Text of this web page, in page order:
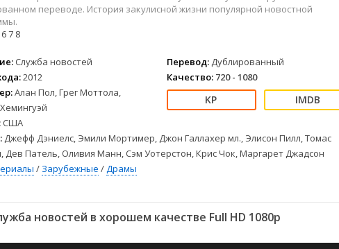
Фантастика
Фэнтези
Русские
СССР
Зарубежные
переводе. История закулисной жизни популярной новостной
67 8
Служба новостей
2012
Алан Пол, Грег Моттола,
США
Перевод: Дублированный
Качество: 720 - 1080
Джефф Дэниелс, Эмили Мортимер, Джон Галлахер мл., Элисон Пилл, Томас
Дев Патель, Оливия Манн, Сэм Уотерстон, Крис Чок, Маргарет Джадсон
/ Зарубежные /Драмы
новостей в хорошем качестве Full HD 1080p